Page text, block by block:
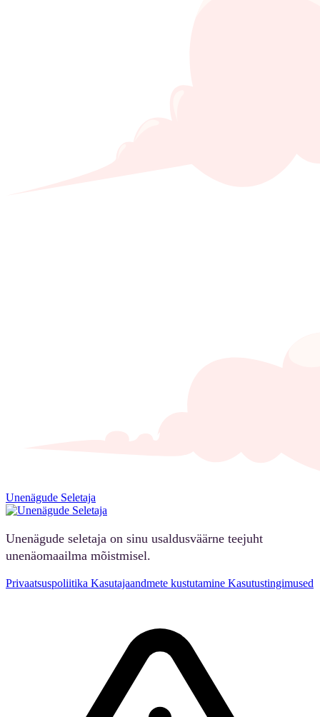
Unenägude Seletaja
Unenägude seletaja on sinu usaldusväärne teejuht
unenäomaailma mõistmisel.
Privaatsuspoliitika Kasutajaandmete kustutamine Kasutustingimused